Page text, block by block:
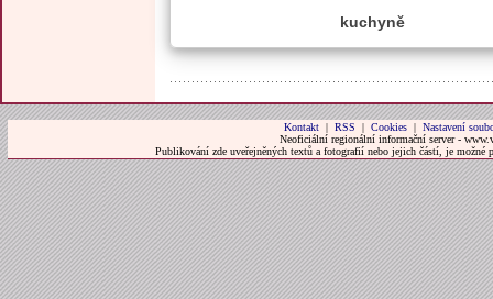
kuchyně
Kontakt| RSS | Cookies| Nastavení
Neoficiální regionální informační server -
Publikování zde uveřejněných textů a fotografií nebo jejich částí, je možné